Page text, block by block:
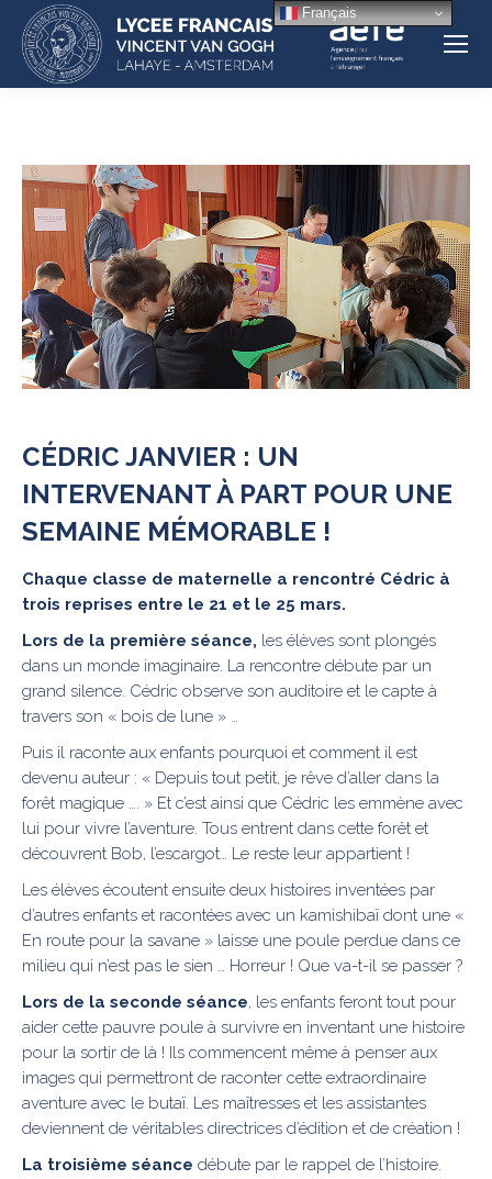
CÉDRIC JANVIER : UN
INTERVENANT À PART POUR UNE
SEMAINE MÉMORABLE !
Chaque classe de maternelle a rencontré Cédric à
trois reprises entre le 21 et le 25 mars.
Lors de la première séance, les élèves sont plongés
dans un monde imaginaire. La rencontre débute par un
grand silence. Cédric observe son auditoire et le capte à
travers son « bois de lune » …
Puis il raconte aux enfants pourquoi et comment il est
devenu auteur : « Depuis tout petit, je rêve d’aller dans la
forêt magique …. » Et c’est ainsi que Cédric les emmène avec
lui pour vivre l’aventure. Tous entrent dans cette forêt et
découvrent Bob, l’escargot… Le reste leur appartient !
Les élèves écoutent ensuite deux histoires inventées par
d’autres enfants et racontées avec un kamishibaï dont une «
En route pour la savane » laisse une poule perdue dans ce
milieu qui n’est pas le sien … Horreur ! Que va-t-il se passer ?
Lors de la seconde séance, les enfants feront tout pour
aider cette pauvre poule à survivre en inventant une histoire
pour la sortir de là ! Ils commencent même à penser aux
images qui permettront de raconter cette extraordinaire
aventure avec le butaï. Les maîtresses et les assistantes
deviennent de véritables directrices d’édition et de création !
La troisième séance débute par le rappel de l’histoire.
Français